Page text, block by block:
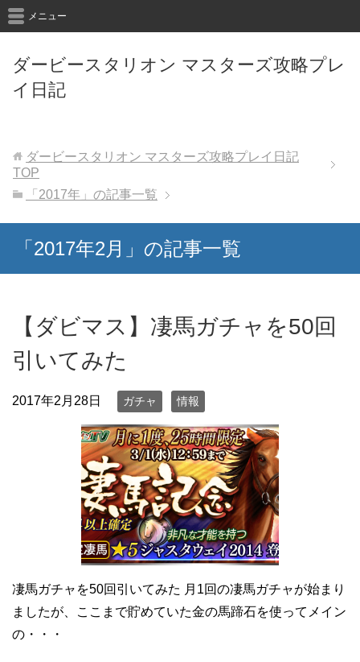
ダービースタリオン マスターズ攻略プレ
イ日記
メニュー
ダービースタリオン マスターズ攻略プレイ日記
TOP
「2017年」の記事一覧
「2017年2月」の記事一覧
【ダビマス】凄馬ガチャを50回
引いてみた
2017年2月28日 ガチャ 情報
凄馬ガチャを50回引いてみた 月1回の凄馬ガチャが始まり
ましたが、ここまで貯めていた金の馬蹄石を使ってメイン
の・・・